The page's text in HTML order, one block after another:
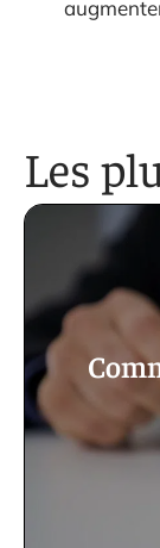
Les